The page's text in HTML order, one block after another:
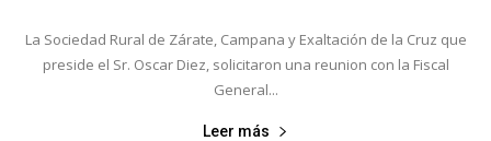
La Sociedad Rural de Zárate, Campana y Exaltación de la Cruz que
preside el Sr. Oscar Diez, solicitaron una reunion con la Fiscal
General...
Leer más